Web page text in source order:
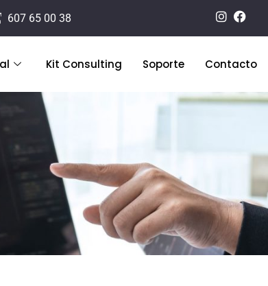
607 65 00 38
Kit Consulting Soporte Contacto